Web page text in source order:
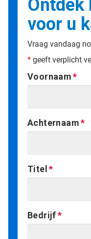
Ontdek
voor u
Vraag vandaag
* geeft verplicht
Voornaam
Achternaam
Titel
Bedrijf